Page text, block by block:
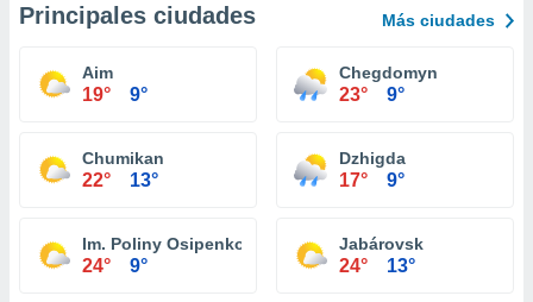
Principales ciudades Más ciudades
Aim
19° 9°
Chegdomyn
23° 9°
Chumikan
22° 13°
Dzhigda
17° 9°
Im. Poliny Osipenko
24° 9°
Jabárovsk
24° 13°